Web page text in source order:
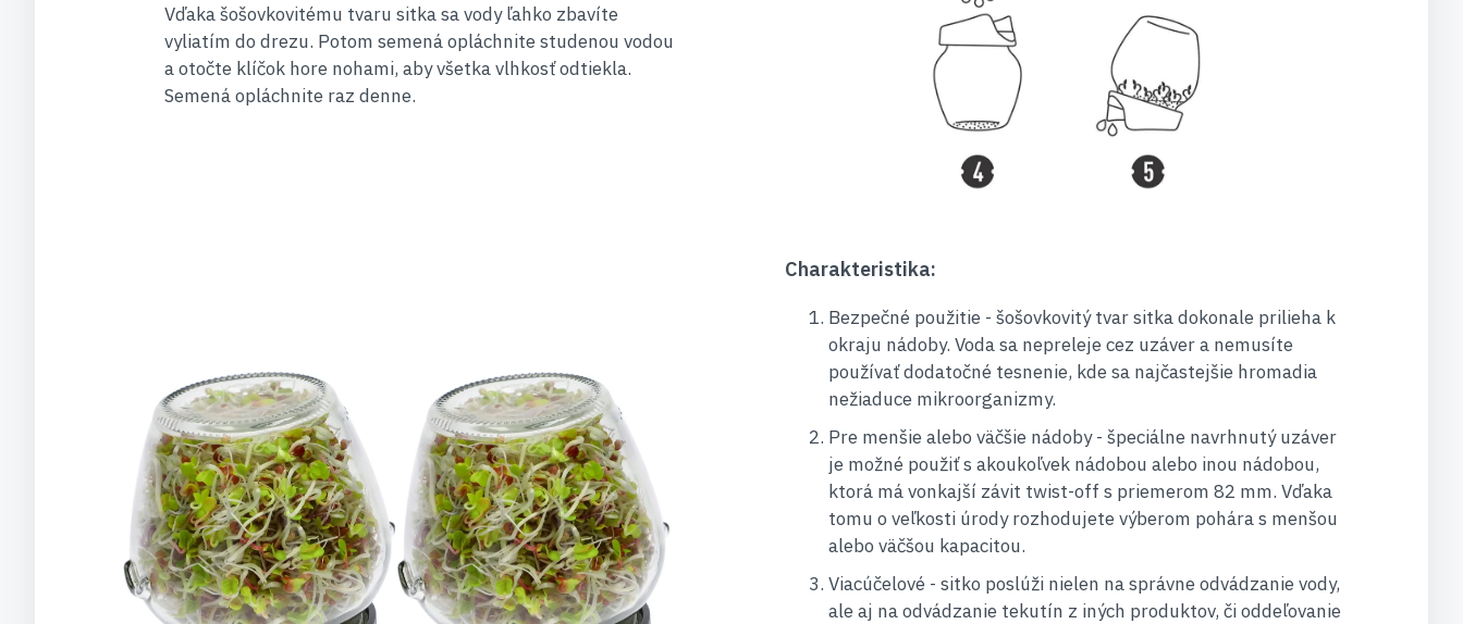
Vďaka šošovkovitému tvaru sitka sa vody ľahko zbavíte
vyliatím do drezu. Potom semená opláchnite studenou vodou
a otočte klíčok hore nohami, aby všetka vlhkosť odtiekla.
Semená opláchnite raz denne.
Charakteristika:
Bezpečné použitie - šošovkovitý tvar sitka dokonale prilieha k
okraju nádoby. Voda sa nepreleje cez uzáver a nemusíte
používať dodatočné tesnenie, kde sa najčastejšie hromadia
nežiaduce mikroorganizmy.
Pre menšie alebo väčšie nádoby - špeciálne navrhnutý uzáver
je možné použiť s akoukoľvek nádobou alebo inou nádobou,
ktorá má vonkajší závit twist-off s priemerom 82 mm. Vďaka
tomu o veľkosti úrody rozhodujete výberom pohára s menšou
alebo väčšou kapacitou.
Viacúčelové - sitko poslúži nielen na správne odvádzanie vody,
ale aj na odvádzanie tekutín z iných produktov, či oddeľovanie